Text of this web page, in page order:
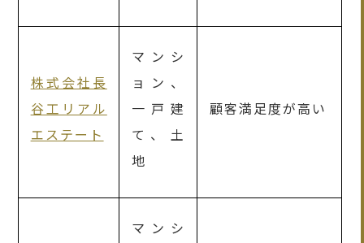
株式会社長
谷工リアル
エステート
マンシ
ョン、
一戸建
て、土
地
顧客満足度が高い
マンシ